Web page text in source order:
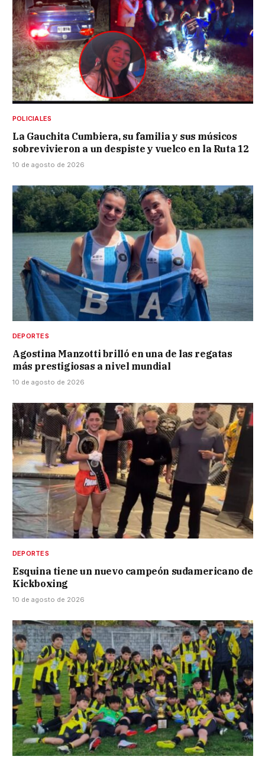
POLICIALES
La Gauchita Cumbiera, su familia y sus músicos
sobrevivieron a un despiste y vuelco en la Ruta 12
10 de agosto de 2026
DEPORTES
Agostina Manzotti brilló en una de las regatas
más prestigiosas a nivel mundial
10 de agosto de 2026
DEPORTES
Esquina tiene un nuevo campeón sudamericano de
Kickboxing
10 de agosto de 2026